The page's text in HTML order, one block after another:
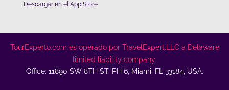
Descargar en el App Store
TourExperto.com es operado por TravelExpert.LLC a Delaware
limited liability company.
Office: 11890 SW 8TH ST. PH 6, Miami, FL 33184, USA.